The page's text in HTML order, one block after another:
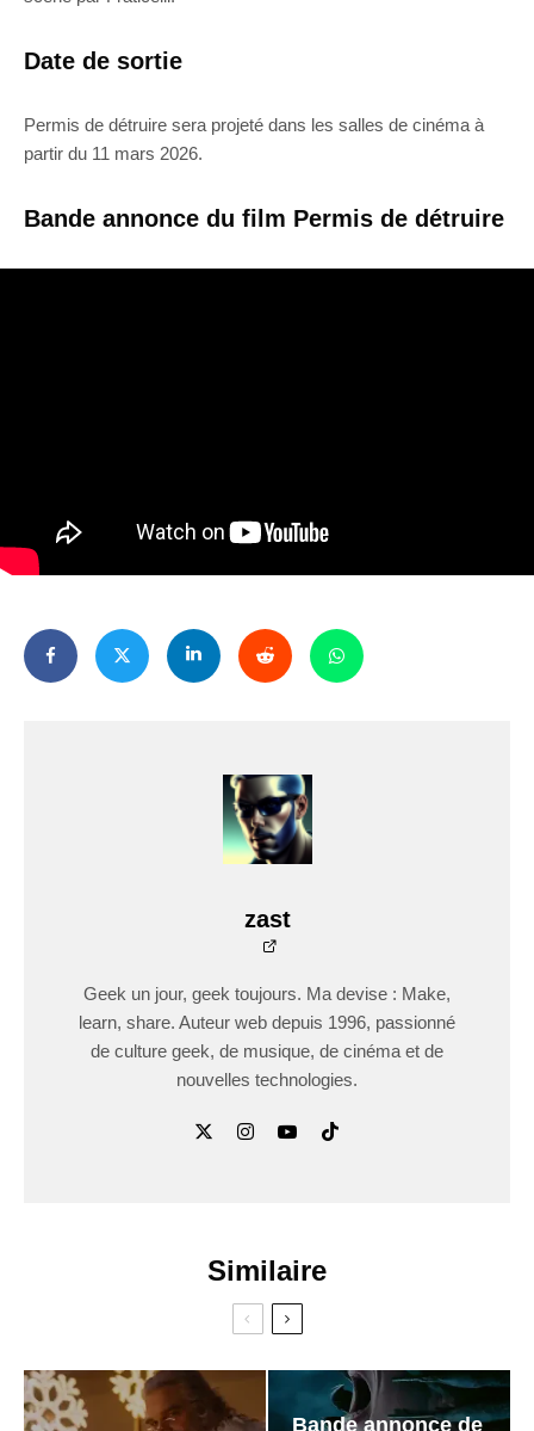
Date de sortie
Permis de détruire sera projeté dans les salles de cinéma à
partir du 11 mars 2026.
Bande annonce du film Permis de détruire
zast
Geek un jour, geek toujours. Ma devise : Make,
learn, share. Auteur web depuis 1996, passionné
de culture geek, de musique, de cinéma et de
nouvelles technologies.
Similaire
Bande annonce de